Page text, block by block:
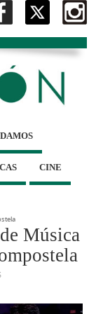
CINE
Música